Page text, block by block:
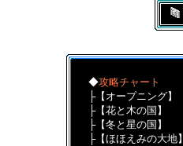
◆攻略チャート
├【 オープニング】
├【花と木の国 】
├【冬と星の国 】
├【ほほえみの大地